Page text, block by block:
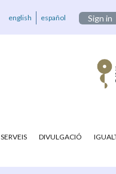
english español Sign in
SERVEIS DIVULGACIÓ